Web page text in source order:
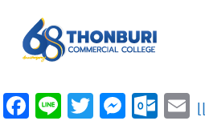
Fa Li T M O E